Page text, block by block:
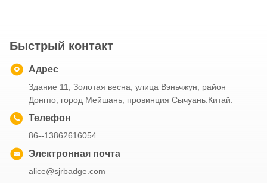
Быстрый контакт
Адрес
Здание 11, Золотая весна, улица Вэньчжун, район
Донгпо, город Мейшань, провинция Сычуань.Китай.
Телефон
86--13862616054
Электронная почта
alice@sjrbadge.com